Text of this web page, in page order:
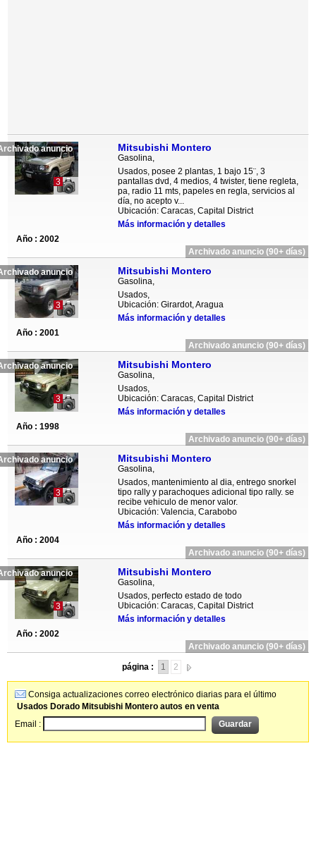
anuncio
3
Mitsubishi Montero
Gasolina,
Usados, posee 2 plantas, 1 bajo 15¨, 3
pantallas dvd, 4 medios, 4 twister, tiene regleta,
pa, radio 11 mts, papeles en regla, servicios al
día, no acepto v...
Ubicación: Caracas, Capital District
Más información y detalles
Año : 2002
Archivado anuncio (90+ días)
anuncio
3
Mitsubishi Montero
Gasolina,
Usados,
Ubicación: Girardot, Aragua
Más información y detalles
Año : 2001
Archivado anuncio (90+ días)
anuncio
3
Mitsubishi Montero
Gasolina,
Usados,
Ubicación: Caracas, Capital District
Más información y detalles
Año : 1998
Archivado anuncio (90+ días)
anuncio
3
Mitsubishi Montero
Gasolina,
Usados, mantenimiento al dia, entrego snorkel
tipo rally y parachoques adicional tipo rally. se
recibe vehiculo de menor valor.
Ubicación: Valencia, Carabobo
Más información y detalles
Año : 2004
Archivado anuncio (90+ días)
anuncio
3
Mitsubishi Montero
Gasolina,
Usados, perfecto estado de todo
Ubicación: Caracas, Capital District
Más información y detalles
Año : 2002
Archivado anuncio (90+ días)
página : 1 2
Consiga actualizaciones correo electrónico diarias para el último
Usados Dorado Mitsubishi Montero autos en venta
Email :